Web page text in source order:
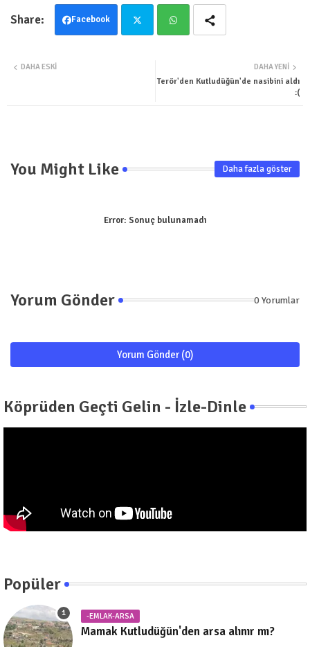
Facebook
tsa
DAHA YENI
Terör'den Kutludüğün'de nasibini aldı
:(
DAHA ESKI
You Might Like Daha fazla göster
Error: Sonuç bulunamadı
Yorum Gönder 0 Yorumlar
Yorum Gönder (0)
Köprüden Geçti Gelin - İzle-Dinle
Popüler
-EMLAK-ARSA
Mamak Kutludüğün'den arsa alınır mı?